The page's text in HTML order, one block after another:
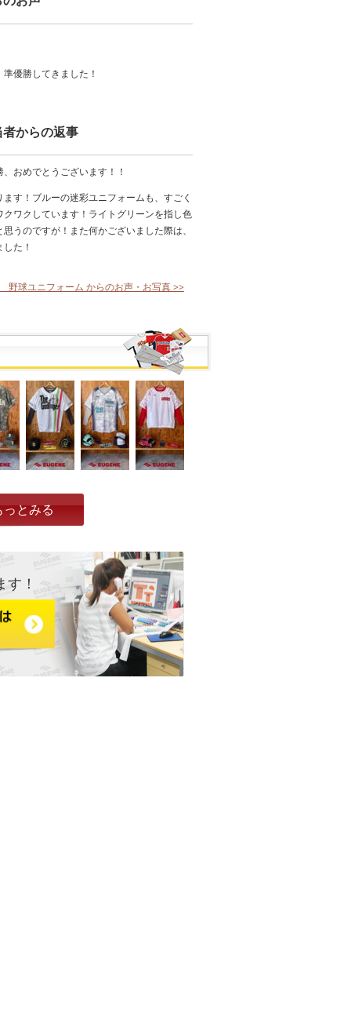
優勝してきました！
からの返事
おめでとうございます！！
す！ブルーの迷彩ユニフォームも、すごく
ワクしています！ライトグリーンを指し色
うのですが！また何かございました際は、
た！
球ユニフォーム からのお声・お写真 >>
とみる
！